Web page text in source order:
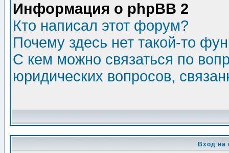
Информация о phpBB 2
Кто написал этот форум?
Почему здесь нет такой-то
С кем можно связаться по
юридических вопросов,
Вход на